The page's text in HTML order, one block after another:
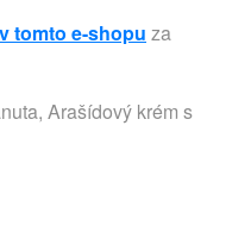
v tomto e-shopu za
Arašídový krém s